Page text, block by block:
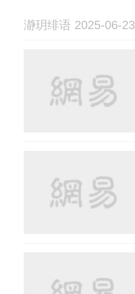
瀞玥绯语 2025-06-23